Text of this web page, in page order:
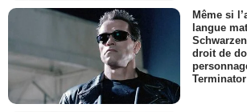
Même si
langue
droit de
Terminator